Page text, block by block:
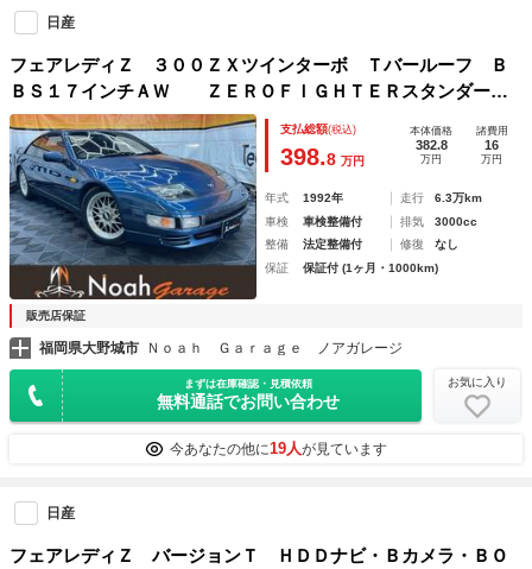
日産
フェアレディＺ ３００ＺＸツインターボ Ｔバールーフ Ｂ
ＢＳ１７インチＡＷ ＺＥＲＯＦＩＧＨＴＥＲスタンダード
車高調 社外マフラー
支払総額(税込)
398.8 万円
本体価格
382.8
万円
諸費用
16
万円
年式 1992年 走行
6.3万km
車検
車検整備付 排気
3000cc
整備
法定整備付 修復
なし
保証
保証付 (1ヶ月・1000km)
販売店保証
福岡県大野城市 Ｎｏａｈ Ｇａｒａｇｅ ノアガレージ
まずは在庫確認・見積依頼
無料通話でお問い合わせ
お気に入り
今あなたの他に19人が見ています
日産
フェアレディＺ バージョンＴ ＨＤＤナビ・Ｂカメラ・ＢＯ